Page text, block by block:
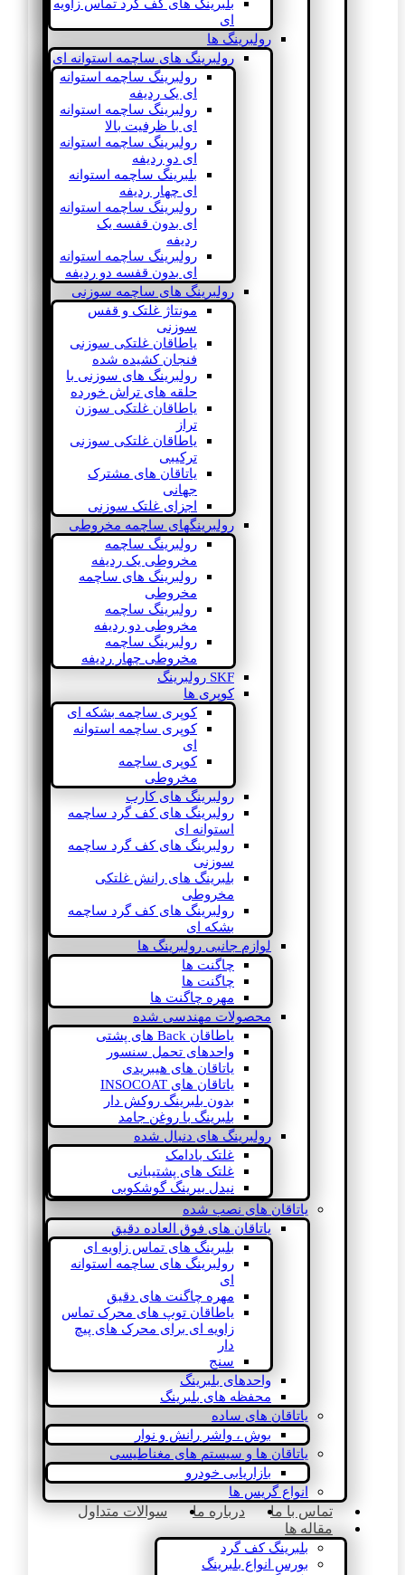
بلبرینگ های کف گرد تماس زاویه
ای
رولبرینگ ها
رولبرینگ های ساچمه استوانه ای
رولبرینگ ساچمه استوانه
ای یک ردیفه
رولبرینگ ساچمه استوانه
ای با ظرفیت بالا
رولبرینگ ساچمه استوانه
ای دو ردیفه
بلبرینگ ساچمه استوانه
ای چهار ردیفه
رولبرینگ ساچمه استوانه
ای بدون قفسه یک
ردیفه
رولبرینگ ساچمه استوانه
ای بدون قفسه دو ردیفه
رولبرینگ های ساچمه سوزنی
مونتاژ غلتک و قفس
سوزنی
یاطاقان غلتکی سوزنی
فنجان کشیده شده
رولبرینگ های سوزنی با
حلقه های تراش خورده
یاطاقان غلتکی سوزن
تراز
یاطاقان غلتکی سوزنی
ترکیبی
یاتاقان های مشترک
جهانی
اجزای غلتک سوزنی
رولبرینگهای ساچمه مخروطی
رولبرینگ ساچمه
مخروطی یک ردیفه
رولبرینگ های ساچمه
مخروطی
رولبرینگ ساچمه
مخروطی دو ردیفه
رولبرینگ ساچمه
مخروطی چهار ردیفه
SKF رولبرینگ
کوپری ها
کوپری ساچمه بشکه ای
کوپری ساچمه استوانه
ای
کوپری ساچمه
مخروطی
رولبرینگ های کارب
رولبرینگ های کف گرد ساچمه
استوانه ای
رولبرینگ های کف گرد ساچمه
سوزنی
بلبرینگ های رانش غلتکی
مخروطی
رولبرینگ های کف گرد ساچمه
بشکه ای
لوازم جانبی رولبرینگ ها
چاگنت ها
چاگنت ها
مهره چاگنت ها
محصولات مهندسی شده
یاطاقان Back های پشتی
واحدهای تحمل سنسور
یاتاقان های هیبریدی
یاتاقان های INSOCOAT
بدون بلبرینگ روکش دار
بلبرینگ با روغن جامد
رولبرینگ های دنبال شده
غلتک بادامک
غلتک های پشتیبانی
نیدل بیرینگ گوشکوبی
یاتاقان های نصب شده
یاتاقان های فوق العاده دقیق
بلبرینگ های تماس زاویه ای
رولبرینگ های ساچمه استوانه
ای
مهره چاگنت های دقیق
یاطاقان توپ های محرک تماس
زاویه ای برای محرک های پیچ
دار
سنج
واحدهای بلبرینگ
محفظه های بلبرینگ
یاتاقان های ساده
بوش ، واشر رانش و نوار
یاتاقان ها و سیستم های مغناطیسی
بازاریابی خودرو
انواع گریس ها
تماس با ما درباره ما
سوالات متداول
مقاله ها
بلبرینگ کف گرد
بورس انواع بلبرینگ